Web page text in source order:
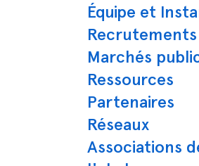
Équipe et
Recrutements
Marchés
Ressources
Partenaires
Réseaux
Associations